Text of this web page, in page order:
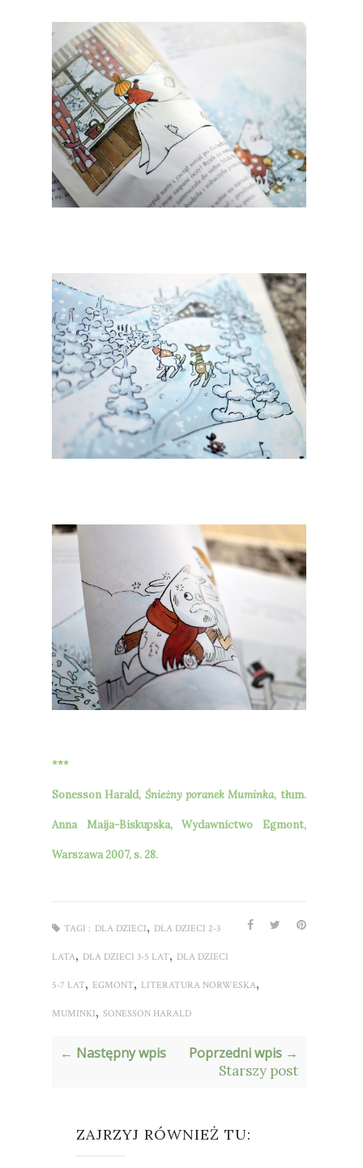
***
Sonesson Harald, Śnieżny poranek Muminka, tłum.
Anna Maija-Biskupska, Wydawnictwo Egmont,
Warszawa 2007, s. 28.
TAGI : DLA DZIECI, DLA DZIECI 2-3
LATA, DLA DZIECI 3-5 LAT, DLA DZIECI
5-7 LAT, EGMONT, LITERATURA NORWESKA,
MUMINKI, SONESSON HARALD
← Następny wpis
Poprzedni wpis →
Starszy post
ZAJRZYJ RÓWNIEŻ TU: